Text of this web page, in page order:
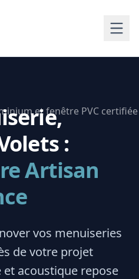
:
Artisan
vos menuiseries
de votre projet
acoustique repose